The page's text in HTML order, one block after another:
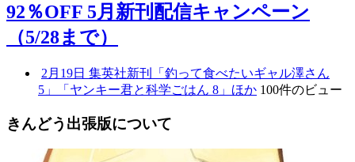
92％OFF 5月新刊配信キャンペーン
（5/28まで）
2月19日 集英社新刊「釣って食べたいギャル澤さん
5」「ヤンキー君と科学ごはん 8」ほか 100件のビュー
きんどう出張版について